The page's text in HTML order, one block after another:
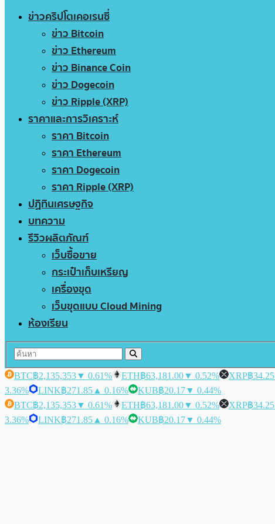
ข่าวคริปโตเคอเรนซี่
ข่าว Bitcoin
ข่าว Ethereum
ข่าว Binance Coin
ข่าว Dogecoin
ข่าว Ripple (XRP)
ราคาและการวิเคราะห์
ราคา Bitcoin
ราคา Ethereum
ราคา Dogecoin
ราคา Ripple (XRP)
ปฏิทินเศรษฐกิจ
บทความ
รีวิวผลิตภัณฑ์
เว็บซื้อขาย
กระเป๋าเก็บเหรียญ
เครื่องขุด
เว็บขุดแบบ Cloud Mining
ห้องเรียน
BTC฿2,135,353▼ 0.61% ETH฿63,181.00▼ 0.52% XRP฿34.25
3.36%
LINK฿271.85 ▲ 0.16% KUB฿20.17▼ 0.44%
BTC฿2,135,353▼ 0.61% ETH฿63,181.00▼ 0.52% XRP฿34.25
3.36%
LINK฿271.85 ▲ 0.16% KUB฿20.17▼ 0.44%